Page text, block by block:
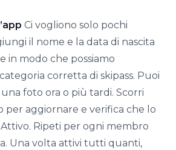
Ci vogliono solo pochi
il nome e la data di nascita
in modo che possiamo
corretta di skipass. Puoi
foto ora o più tardi. Scorri
per aggiornare e verifica che lo
Ripeti per ogni membro
Una volta attivi tutti quanti,